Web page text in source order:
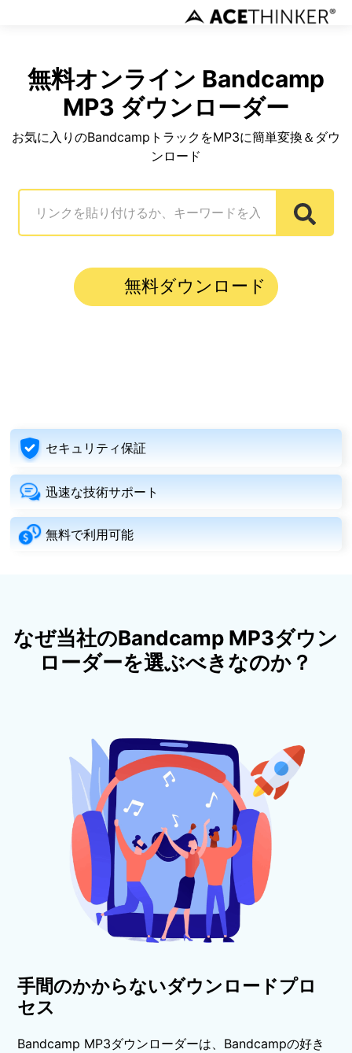
無料オンライン Bandcamp
MP3 ダウンローダー
お気に入りのBandcampトラックをMP3に簡単変換＆ダウ
ンロード
無料ダウンロード
セキュリティ保証
迅速な技術サポート
無料で利用可能
なぜ当社のBandcamp MP3ダウン
ローダーを選ぶべきなのか？
手間のかからないダウンロードプロ
セス
Bandcamp MP3ダウンローダーは、Bandcampの好き